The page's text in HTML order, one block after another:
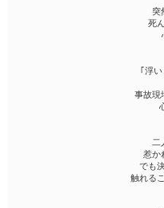
突
死
｢浮
事故現
二
惹か
でも
触れる